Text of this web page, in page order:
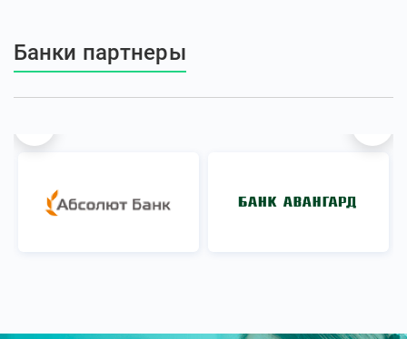
Банки партнеры